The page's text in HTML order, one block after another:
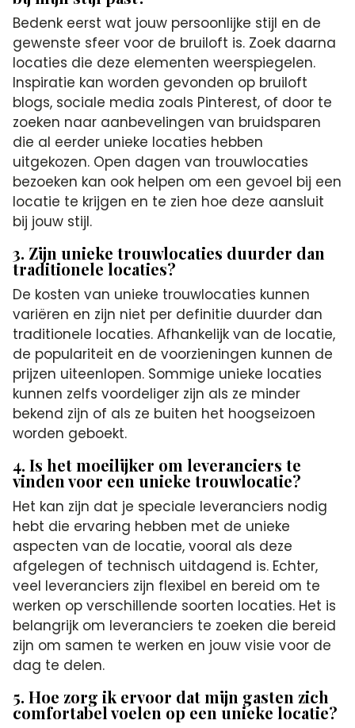
Bedenk eerst wat jouw persoonlijke stijl en de
gewenste sfeer voor de bruiloft is. Zoek daarna
locaties die deze elementen weerspiegelen.
Inspiratie kan worden gevonden op bruiloft
blogs, sociale media zoals Pinterest, of door te
zoeken naar aanbevelingen van bruidsparen
die al eerder unieke locaties hebben
uitgekozen. Open dagen van trouwlocaties
bezoeken kan ook helpen om een gevoel bij een
locatie te krijgen en te zien hoe deze aansluit
bij jouw stijl.
3. Zijn unieke trouwlocaties duurder dan
traditionele locaties?
De kosten van unieke trouwlocaties kunnen
variëren en zijn niet per definitie duurder dan
traditionele locaties. Afhankelijk van de locatie,
de populariteit en de voorzieningen kunnen de
prijzen uiteenlopen. Sommige unieke locaties
kunnen zelfs voordeliger zijn als ze minder
bekend zijn of als ze buiten het hoogseizoen
worden geboekt.
4. Is het moeilijker om leveranciers te
vinden voor een unieke trouwlocatie?
Het kan zijn dat je speciale leveranciers nodig
hebt die ervaring hebben met de unieke
aspecten van de locatie, vooral als deze
afgelegen of technisch uitdagend is. Echter,
veel leveranciers zijn flexibel en bereid om te
werken op verschillende soorten locaties. Het is
belangrijk om leveranciers te zoeken die bereid
zijn om samen te werken en jouw visie voor de
dag te delen.
5. Hoe zorg ik ervoor dat mijn gasten zich
comfortabel voelen op een unieke locatie?